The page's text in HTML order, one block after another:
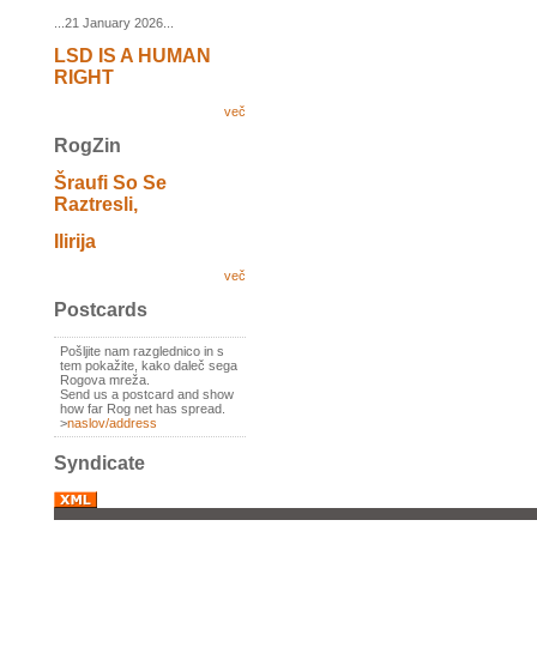
...21 January 2026...
LSD IS A HUMAN
RIGHT
več
RogZin
Šraufi So Se
Raztresli,
Ilirija
več
Postcards
Pošljite nam razglednico in s
tem pokažite, kako daleč sega
Rogova mreža.
Send us a postcard and show
how far Rog net has spread.
>naslov/address
Syndicate